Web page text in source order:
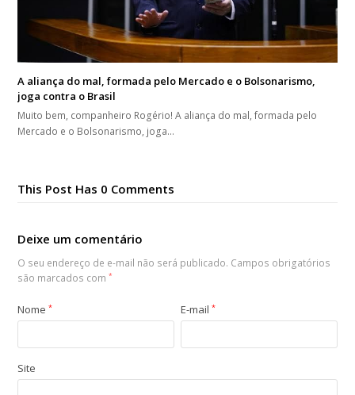
A aliança do mal, formada pelo Mercado e o Bolsonarismo,
joga contra o Brasil
Muito bem, companheiro Rogério! A aliança do mal, formada pelo
Mercado e o Bolsonarismo, joga…
This Post Has 0 Comments
Deixe um comentário
O seu endereço de e-mail não será publicado. Campos obrigatórios
são marcados com*
Nome* E-mail*
Site